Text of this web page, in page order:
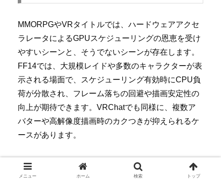
MMORPGやVRタイトルでは、ハードウェアアクセ
ラレータによるGPUスケジューリングの恩恵を受け
やすいシーンと、そうでないシーンが存在します。
FF14では、大規模レイドや多数のキャラクターが表
示される場面で、スケジューリング有効時にCPU負
荷が分散され、フレーム落ちの回避や描画安定性の
向上が期待できます。VRChatでも同様に、複数ア
バターや高解像度描画時のカクつきが抑えられるケ
ースがあります。
：高負荷時は有効推奨。通常プレイでは効
果は限定的
メニュー ホーム 検索 トップ